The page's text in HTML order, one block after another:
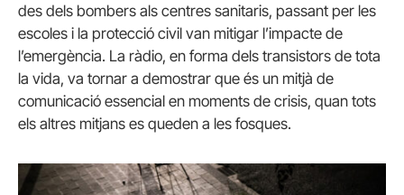
des dels bombers als centres sanitaris, passant per les
escoles i la protecció civil van mitigar l’impacte de
l’emergència. La ràdio, en forma dels transistors de tota
la vida, va tornar a demostrar que és un mitjà de
comunicació essencial en moments de crisis, quan tots
els altres mitjans es queden a les fosques.